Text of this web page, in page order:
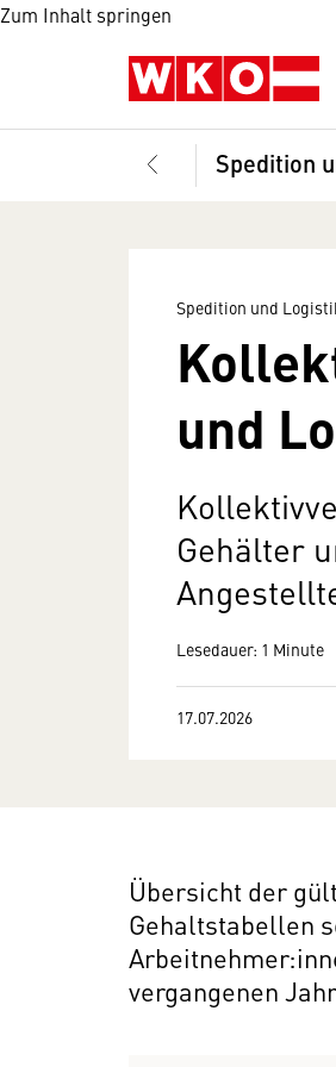
Zum Inhalt springen
Spedition und
und
Gehälter
Lesedauer: 1 Minute
17.07.2026
Übersicht der
Gehaltstabellen
vergangenen